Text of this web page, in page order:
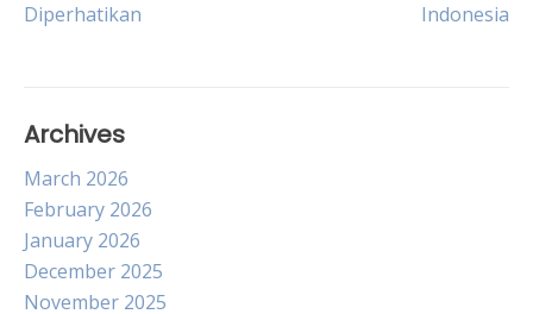
navigation
Diperhatikan
Indonesia
Archives
March 2026
February 2026
January 2026
December 2025
November 2025